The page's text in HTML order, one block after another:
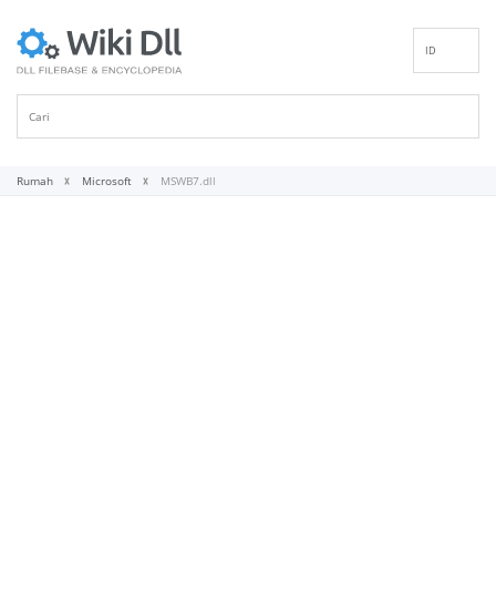
ID
Rumah Microsoft MSWB7.dll